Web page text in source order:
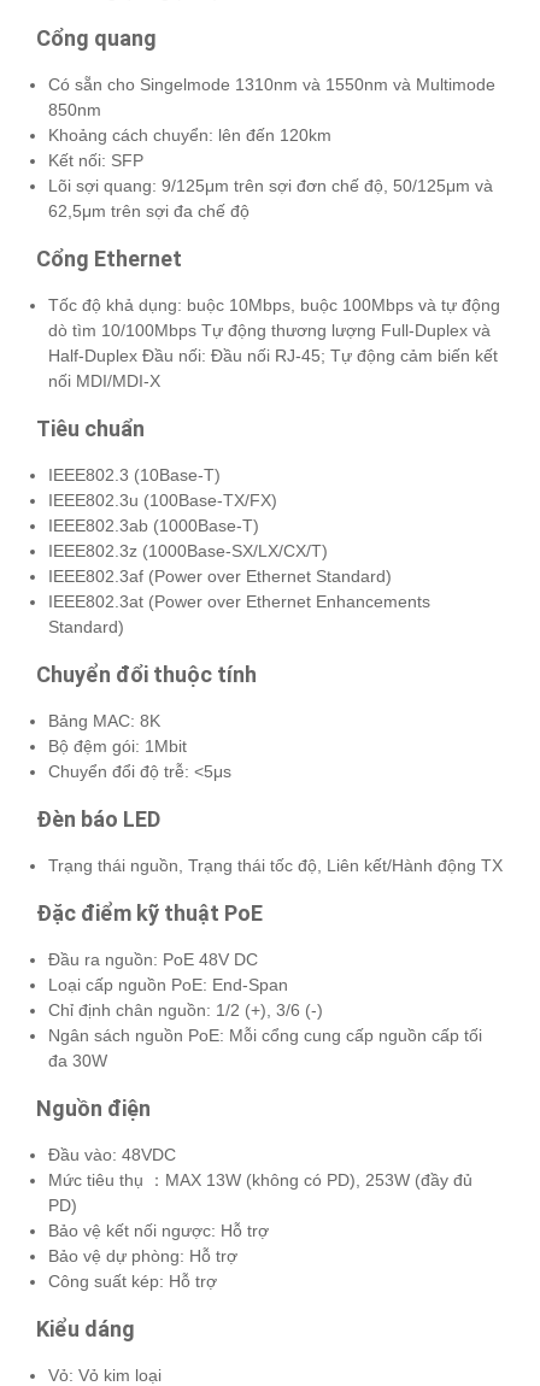
Cổng quang
Có sẵn cho Singelmode 1310nm và 1550nm và Multimode
850nm
Khoảng cách chuyển: lên đến 120km
Kết nối: SFP
Lõi sợi quang: 9/125μm trên sợi đơn chế độ, 50/125μm và
62,5μm trên sợi đa chế độ
Cổng Ethernet
Tốc độ khả dụng: buộc 10Mbps, buộc 100Mbps và tự động
dò tìm 10/100Mbps Tự động thương lượng Full-Duplex và
Half-Duplex Đầu nối: Đầu nối RJ-45; Tự động cảm biến kết
nối MDI/MDI-X
Tiêu chuẩn
IEEE802.3 (10Base-T)
IEEE802.3u (100Base-TX/FX)
IEEE802.3ab (1000Base-T)
IEEE802.3z (1000Base-SX/LX/CX/T)
IEEE802.3af (Power over Ethernet Standard)
IEEE802.3at (Power over Ethernet Enhancements
Standard)
Chuyển đổi thuộc tính
Bảng MAC: 8K
Bộ đệm gói: 1Mbit
Chuyển đổi độ trễ: <5μs
Đèn báo LED
Trạng thái nguồn, Trạng thái tốc độ, Liên kết/Hành động TX
Đặc điểm kỹ thuật PoE
Đầu ra nguồn: PoE 48V DC
Loại cấp nguồn PoE: End-Span
Chỉ định chân nguồn: 1/2 (+), 3/6 (-)
Ngân sách nguồn PoE: Mỗi cổng cung cấp nguồn cấp tối
đa 30W
Nguồn điện
Đầu vào: 48VDC
Mức tiêu thụ ：MAX 13W (không có PD), 253W (đầy đủ
PD)
Bảo vệ kết nối ngược: Hỗ trợ
Bảo vệ dự phòng: Hỗ trợ
Công suất kép: Hỗ trợ
Kiểu dáng
Vỏ: Vỏ kim loại